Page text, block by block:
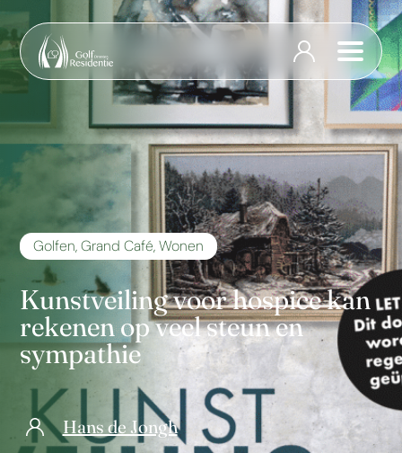
Golfen,Grand Café,Wonen
Kunstveiling voor hospice kan
rekenen op veel steun en
sympathie
Hans de Jongh